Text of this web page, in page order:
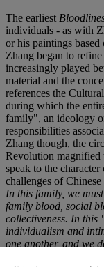
The earliest
individuals - as with
or his paintings
Zhang began to
increasingly played
material and the
references the
during which the
family", an ideology
responsibilities
Zhang though, the
Revolution magnified
speak to the
challenges of
In this family, we
family blood, social
collectiveness. In this
individualism and
one another, and we